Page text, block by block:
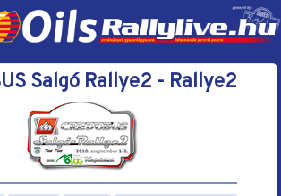
Salgó Rallye2 - Rallye2